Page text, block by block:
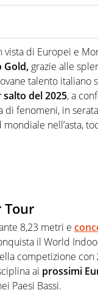
E' una delle
pochi altri
vista di Europei e
Gold, grazie alle
talento italiano
del 2025, a
fenomeni, in
nell’asta,
Tour
8,23 metri e
il World
competizione con
ai prossimi
Paesi Bassi.